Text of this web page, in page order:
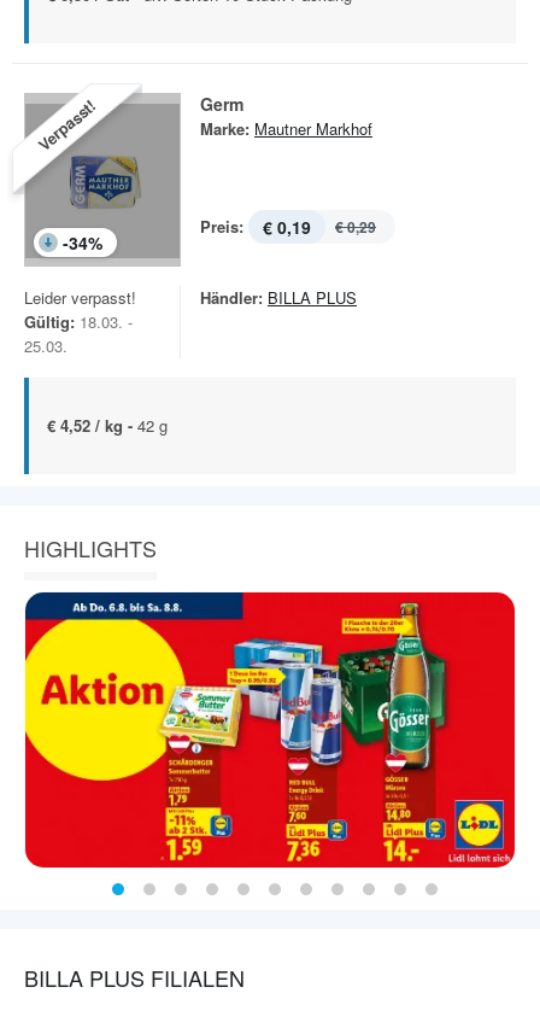
Verpasst!
-34%
Germ
Marke: Mautner Markhof
Preis: € 0,19 € 0,29
Leider verpasst!
Gültig: 18.03. -
25.03.
Händler: BILLA PLUS
€ 4,52 / kg - 42 g
HIGHLIGHTS
BILLA PLUS FILIALEN